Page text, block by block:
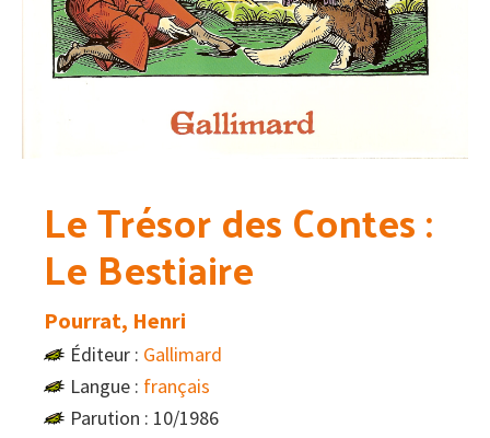
Le Trésor des Contes :
Le Bestiaire
Pourrat, Henri
Éditeur : Gallimard
Langue : français
Parution : 10/1986